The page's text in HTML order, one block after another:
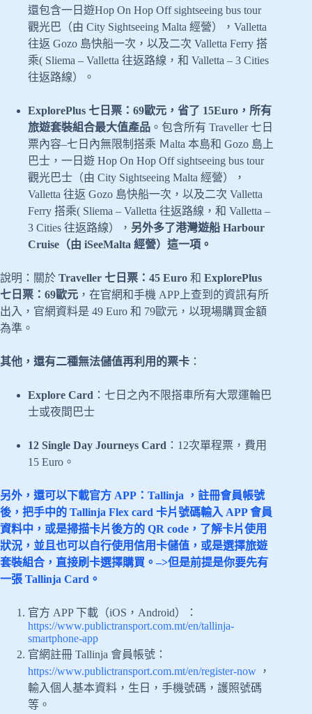
還包含一日遊Hop On Hop Off sightseeing bus tour
觀光巴（由 City Sightseeing Malta 經營），Valletta
往返 Gozo 島快船一次，以及二次 Valletta Ferry 搭
乘( Sliema – Valletta 往返路線，和 Valletta – 3 Cities
往返路線）。
ExplorePlus 七日票：69歐元，省了 15Euro，所有
旅遊套裝組合最大值產品 。包含所有 Traveller 七日
票內容–七日內無限制搭乘 Ｍalta 本島和 Gozo 島上
巴士，一日遊 Hop On Hop Off sightseeing bus tour
觀光巴士（由 City Sightseeing Malta 經營），
Valletta 往返 Gozo 島快船一次，以及二次 Valletta
Ferry 搭乘( Sliema – Valletta 往返路線，和 Valletta –
3 Cities 往返路線）， 另外多了港灣遊船 Harbour
Cruise（由 iSeeMalta 經營）這一項。
說明：關於 Traveller 七日票：45 Euro 和 ExplorePlus
七日票：69歐元 ，在官網和手機 APP上查到的資訊有所
出入，官網資料是 49 Euro 和 79歐元，以現場購買金額
為準。
其他，還有二種無法儲值再利用的票卡 ：
Explore Card ：七日之內不限搭車所有大眾運輪巴
士或夜間巴士
12 Single Day Journeys Card ：12次單程票，費用
15 Euro。
另外，還可以下載官方 APP：Tallinja ，註冊會員帳號
後，把手中的 Tallinja Flex card 卡片號碼輸入 APP 會員
資料中，或是掃描卡片後方的 QR code，了解卡片使用
狀況，並且也可以自行使用信用卡儲值，或是選擇旅遊
套裝組合，直接刷卡選擇購買。–>但是前提是你要先有
一張 Tallinja Card。
官方 APP 下載（iOS，Android）：
https://www.publictransport.com.mt/en/tallinja-
smartphone-app
官網註冊 Tallinja 會員帳號：
https://www.publictransport.com.mt/en/register-now ，
輸入個人基本資料，生日，手機號碼，護照號碼
等。